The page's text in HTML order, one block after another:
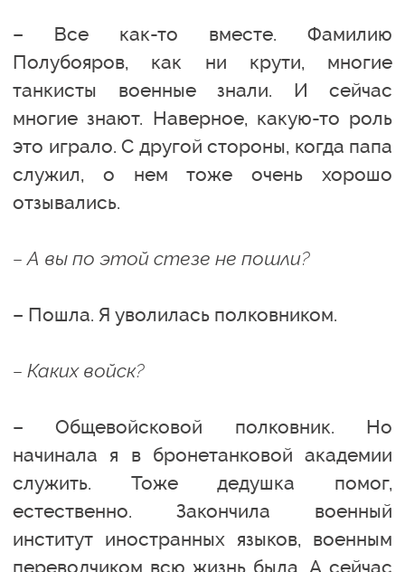
– Все как-то вместе. Фамилию
Полубояров, как ни крути, многие
танкисты военные знали. И сейчас
многие знают. Наверное, какую-то роль
это играло. С другой стороны, когда папа
служил, о нем тоже очень хорошо
отзывались.
– А вы по этой стезе не пошли?
– Пошла. Я уволилась полковником.
– Каких войск?
– Общевойсковой полковник. Но
начинала я в бронетанковой академии
служить. Тоже дедушка помог,
естественно. Закончила военный
институт иностранных языков, военным
переводчиком всю жизнь была. А сейчас